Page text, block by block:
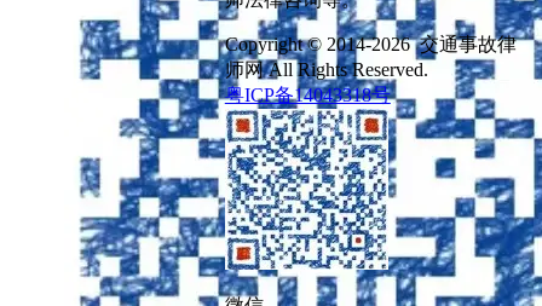
Copyright © 2014-2026 交通事故律
师网 All Rights Reserved.
粤ICP备14043318号